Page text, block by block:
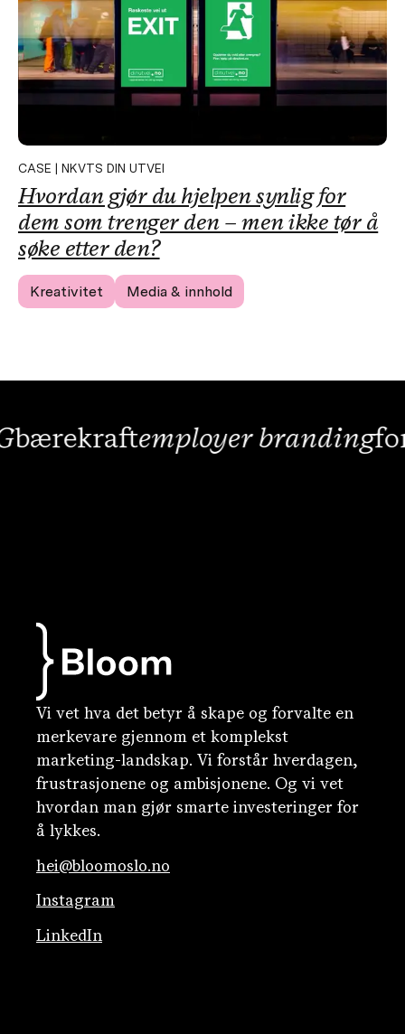
CASE | NKVTS DIN UTVEI
Hvordan gjør du hjelpen synlig for
dem som trenger den – men ikke tør å
søke etter den?
Kreativitet Media & innhold
employer branding
Vi vet hva det betyr å skape og forvalte en
merkevare gjennom et komplekst
marketing-landskap. Vi forstår hverdagen,
frustrasjonene og ambisjonene. Og vi vet
hvordan man gjør smarte investeringer for
å lykkes.
hei@bloomoslo.no
Instagram
LinkedIn